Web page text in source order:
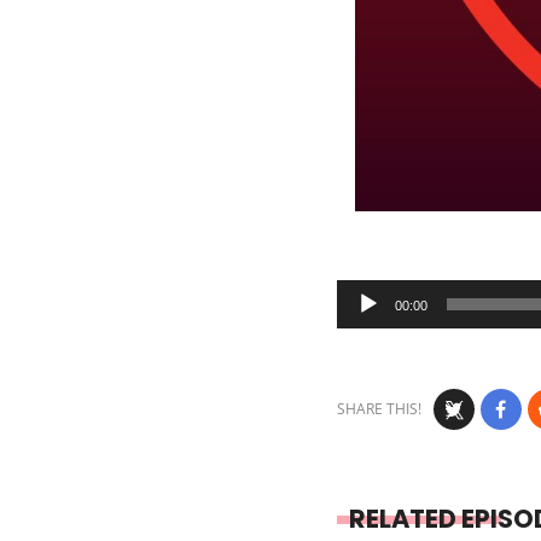
Audio
Player
00:00
SHARE THIS!
RELATED